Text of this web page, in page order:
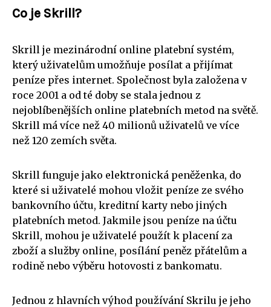
Co je Skrill?
Skrill je mezinárodní online platební systém,
který uživatelům umožňuje posílat a přijímat
peníze přes internet. Společnost byla založena v
roce 2001 a od té doby se stala jednou z
nejoblíbenějších online platebních metod na světě.
Skrill má více než 40 milionů uživatelů ve více
než 120 zemích světa.
Skrill funguje jako elektronická peněženka, do
které si uživatelé mohou vložit peníze ze svého
bankovního účtu, kreditní karty nebo jiných
platebních metod. Jakmile jsou peníze na účtu
Skrill, mohou je uživatelé použít k placení za
zboží a služby online, posílání peněz přátelům a
rodině nebo výběru hotovosti z bankomatu.
Jednou z hlavních výhod používání Skrilu je jeho